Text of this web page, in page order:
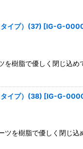
絞り込む
イプ）(37) [IG-G-
樹脂で優しく閉じ込
イプ）(38) [IG-G-
を樹脂で優しく閉じ